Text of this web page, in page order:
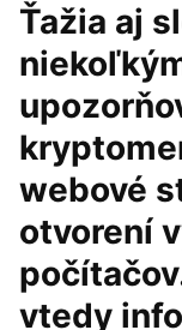
Ťažia aj
webové
otvorení
vtedy